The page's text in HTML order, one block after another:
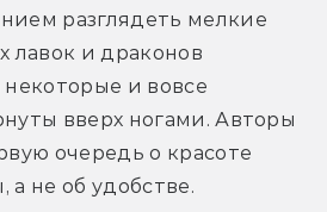
разглядеть мелкие
лавок и драконов
и вовсе
вверх ногами. Авторы
очередь о красоте
не об удобстве.